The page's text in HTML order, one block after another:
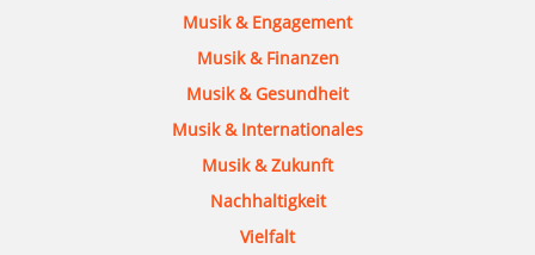
Musik & Engagement
Musik & Finanzen
Musik & Gesundheit
Musik & Internationales
Musik & Zukunft
Nachhaltigkeit
Vielfalt